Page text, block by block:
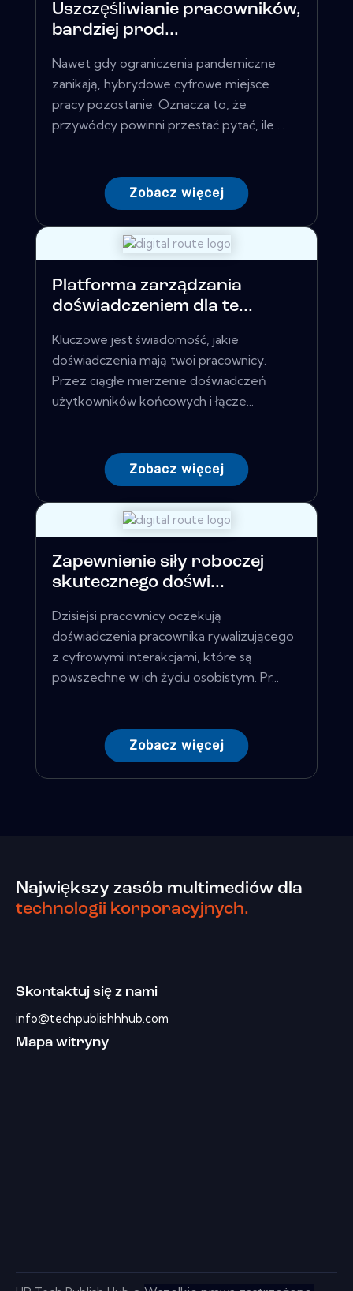
Uszczęśliwianie pracowników,
bardziej prod...
Nawet gdy ograniczenia pandemiczne
zanikają, hybrydowe cyfrowe miejsce
pracy pozostanie. Oznacza to, że
przywódcy powinni przestać pytać, ile ...
Zobacz więcej
Platforma zarządzania
doświadczeniem dla te...
Kluczowe jest świadomość, jakie
doświadczenia mają twoi pracownicy.
Przez ciągłe mierzenie doświadczeń
użytkowników końcowych i łącze...
Zobacz więcej
Zapewnienie siły roboczej
skutecznego doświ...
Dzisiejsi pracownicy oczekują
doświadczenia pracownika rywalizującego
z cyfrowymi interakcjami, które są
powszechne w ich życiu osobistym. Pr...
Zobacz więcej
Największy zasób multimediów dla
technologii korporacyjnych.
Skontaktuj się z nami
info@techpublishhhub.com
Mapa witryny